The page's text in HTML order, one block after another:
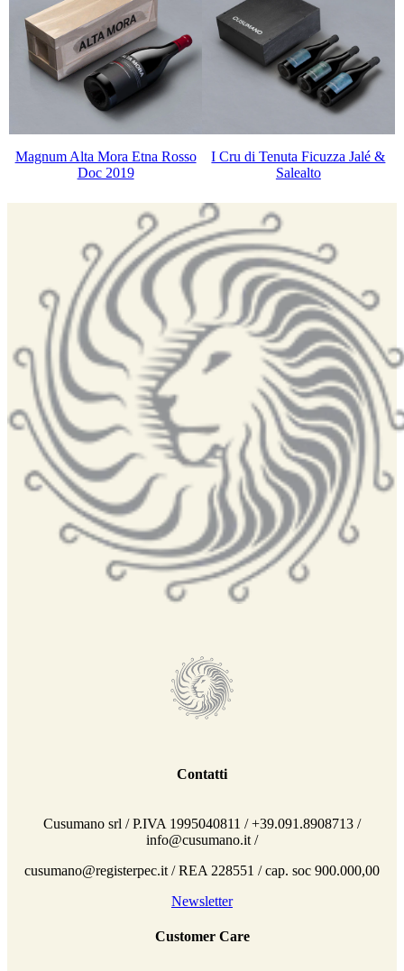
Magnum Alta Mora Etna Rosso
Doc 2019
I Cru di Tenuta Ficuzza Jalé &
Salealto
Contatti
Cusumano srl / P.IVA 1995040811 / +39.091.8908713 /
info@cusumano.it /
cusumano@registerpec.it / REA 228551 / cap. soc 900.000,00
Newsletter
Customer Care